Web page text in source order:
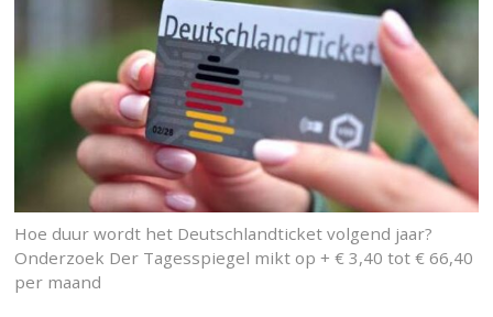
Hoe duur wordt het Deutschlandticket volgend jaar?
Onderzoek Der Tagesspiegel mikt op + € 3,40 tot € 66,40
per maand